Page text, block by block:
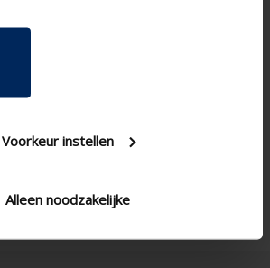
Voorkeur instellen
Alleen noodzakelijke